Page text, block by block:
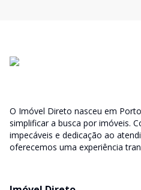
O Imóvel Direto nasceu em
simplificar a busca por imóveis.
impecáveis e dedicação ao
oferecemos uma experiência